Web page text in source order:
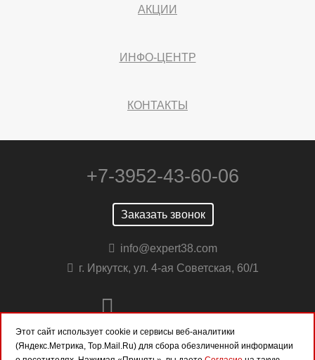
АКЦИИ
ИНФО-ЦЕНТР
КОНТАКТЫ
+7-3952-43-60-06
Заказать звонок
info@expert38.com
г. Иркутск, ул. 4-ая Советская, 60/1
Этот сайт использует cookie и сервисы веб-аналитики
(Яндекс.Метрика, Top.Mail.Ru) для сбора обезличенной информации